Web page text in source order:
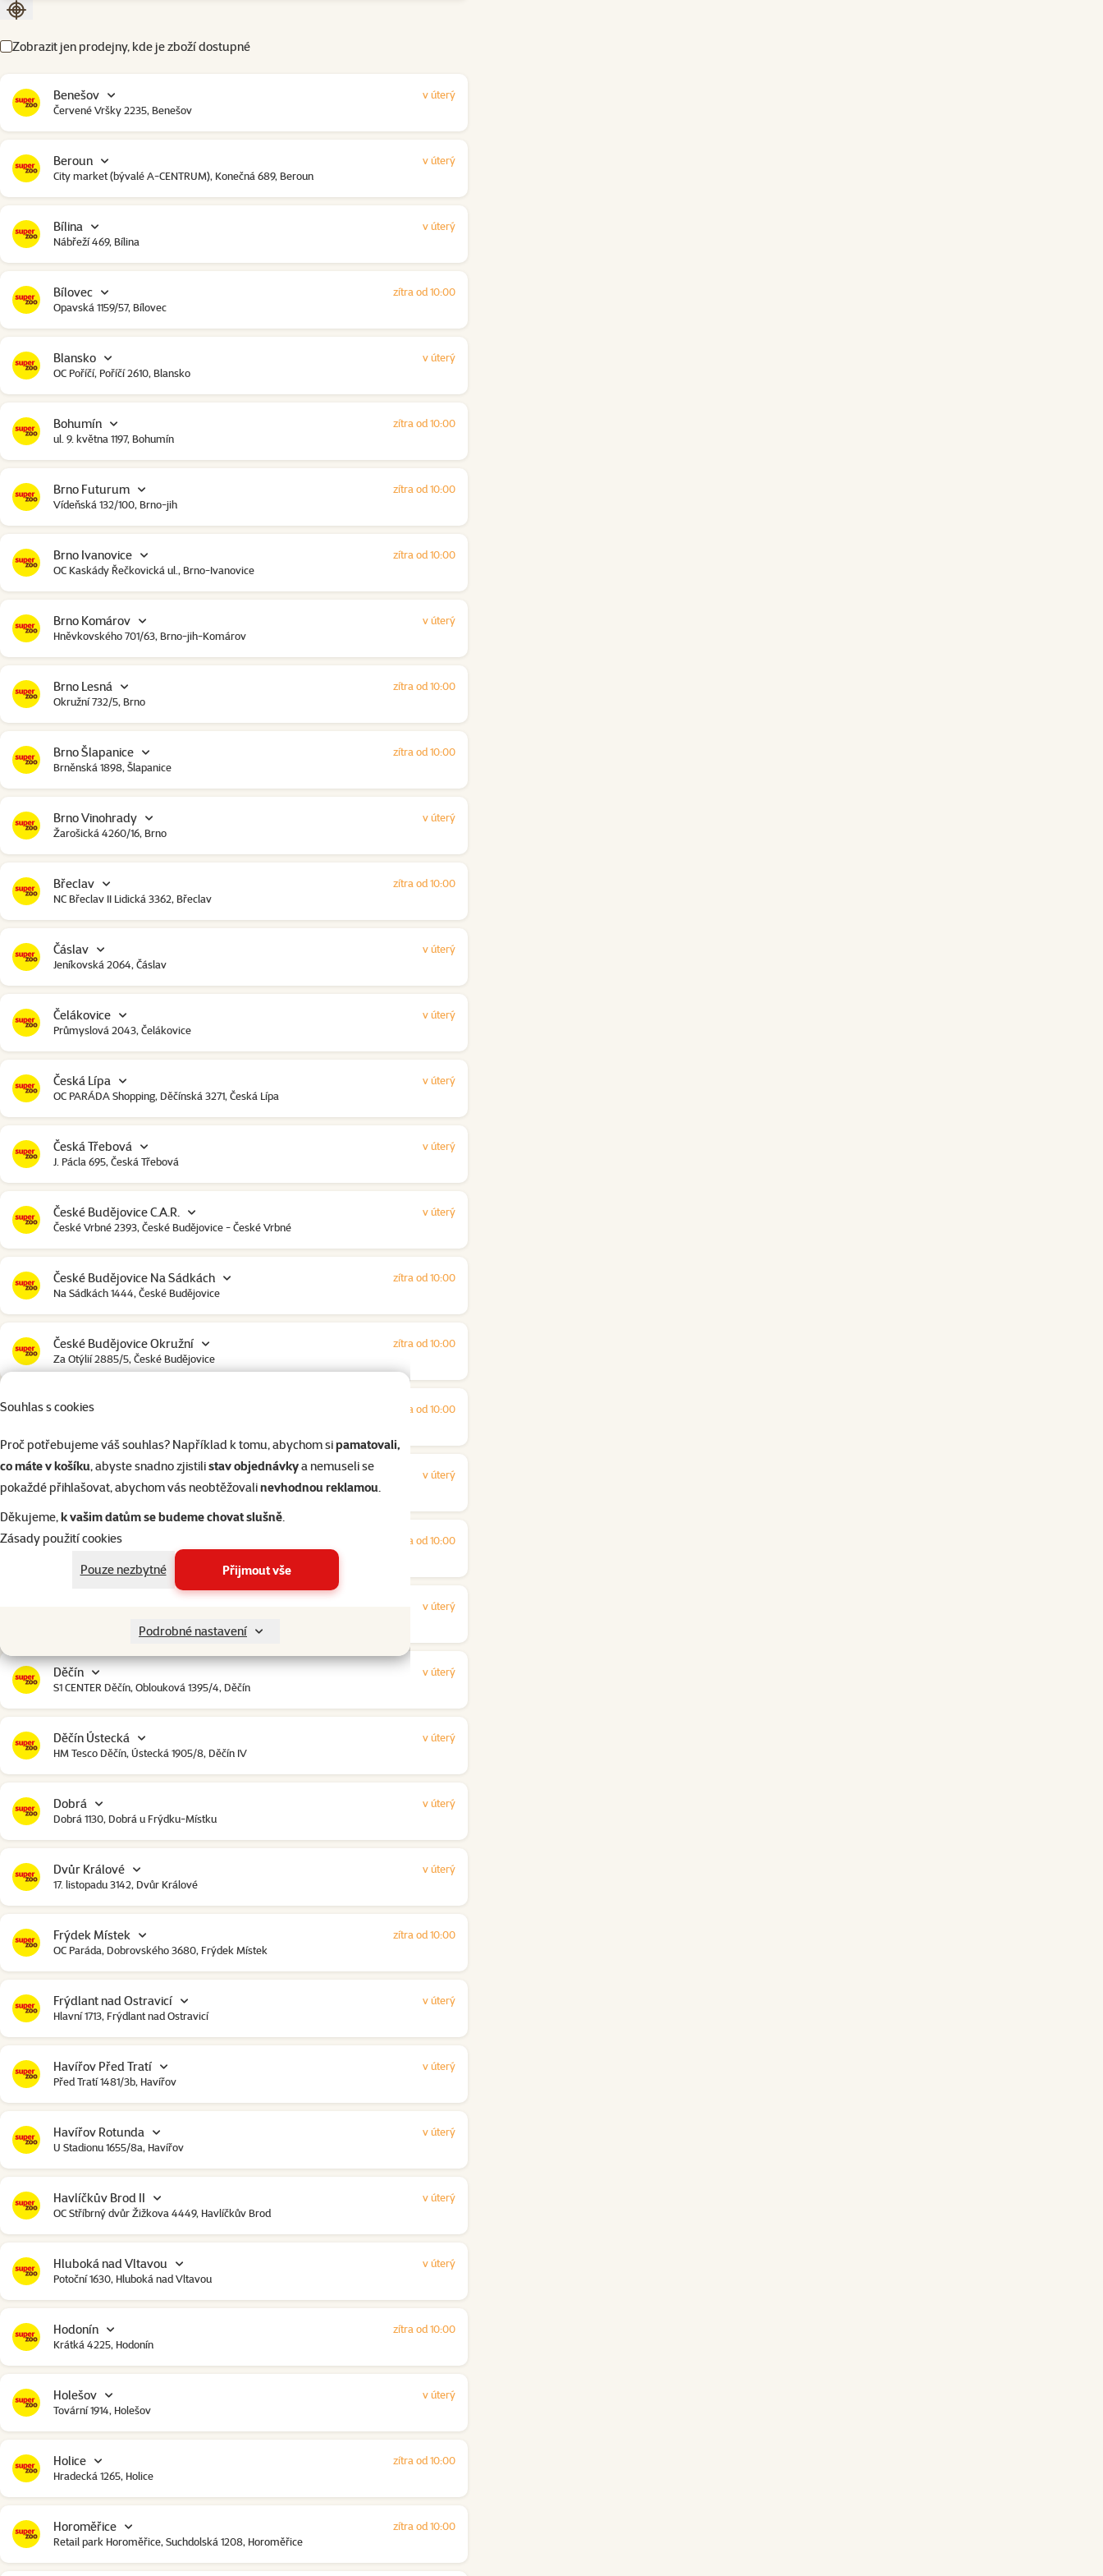
Souhlas s cookies
Proč potřebujeme váš souhlas? Například k tomu, abychom sipamatovali,
co máte v košíku, abyste snadno zjistilistav objednávkya nemuseli se
pokaždé přihlašovat, abychom vás neobtěžovalinevhodnou reklamou.
Děkujeme,k vašim datům se budeme chovat slušně.
Zásady použití cookies
Pouze nezbytné
Přijmout vše
Podrobné nastavení
Seřadit podle aktuální polohy
Zobrazit jen prodejny, kde je zboží dostupné
Benešov
Červené Vršky 2235, Benešov
v úterý
Beroun
City market (bývalé A-CENTRUM), Konečná 689, Beroun
v úterý
Bílina
Nábřeží 469, Bílina
v úterý
Bílovec
Opavská 1159/57, Bílovec
zítra od 10:00
Blansko
OC Poříčí, Poříčí 2610, Blansko
v úterý
Bohumín
ul. 9. května 1197, Bohumín
zítra od 10:00
Brno Futurum
Vídeňská 132/100, Brno-jih
zítra od 10:00
Brno Ivanovice
OC Kaskády Řečkovická ul., Brno-Ivanovice
zítra od 10:00
Brno Komárov
Hněvkovského 701/63, Brno-jih-Komárov
v úterý
Brno Lesná
Okružní 732/5, Brno
zítra od 10:00
Brno Šlapanice
Brněnská 1898, Šlapanice
zítra od 10:00
Brno Vinohrady
Žarošická 4260/16, Brno
v úterý
Břeclav
NC Břeclav II Lidická 3362, Břeclav
zítra od 10:00
Čáslav
Jeníkovská 2064, Čáslav
v úterý
Čelákovice
Průmyslová 2043, Čelákovice
v úterý
Česká Lípa
OC PARÁDA Shopping, Děčínská 3271, Česká Lípa
v úterý
Česká Třebová
J. Pácla 695, Česká Třebová
v úterý
České Budějovice C.A.R.
České Vrbné 2393, České Budějovice - České Vrbné
v úterý
České Budějovice Na Sádkách
Na Sádkách 1444, České Budějovice
zítra od 10:00
České Budějovice Okružní
Za Otýlií 2885/5, České Budějovice
zítra od 10:00
České Budějovice Strakonická zítra od 10:00
Český Krumlov
Urbinská 238, Český Krumlov
v úterý
Čestlice
Čestlice komerční zóna, U Makra 123, Čestlice
zítra od 10:00
v úterý
Děčín
S1 CENTER Děčín, Oblouková 1395/4, Děčín
v úterý
Děčín Ústecká
HM Tesco Děčín, Ústecká 1905/8, Děčín IV
v úterý
Dobrá
Dobrá 1130, Dobrá u Frýdku-Místku
v úterý
Dvůr Králové
17. listopadu 3142, Dvůr Králové
v úterý
Frýdek Místek
OC Paráda, Dobrovského 3680, Frýdek Místek
zítra od 10:00
Frýdlant nad Ostravicí
Hlavní 1713, Frýdlant nad Ostravicí
v úterý
Havířov Před Tratí
Před Tratí 1481/3b, Havířov
v úterý
Havířov Rotunda
U Stadionu 1655/8a, Havířov
v úterý
Havlíčkův Brod II
OC Stříbrný dvůr Žižkova 4449, Havlíčkův Brod
v úterý
Hluboká nad Vltavou
Potoční 1630, Hluboká nad Vltavou
v úterý
Hodonín
Krátká 4225, Hodonín
zítra od 10:00
Holešov
Tovární 1914, Holešov
v úterý
Holice
Hradecká 1265, Holice
zítra od 10:00
Horoměřice
Retail park Horoměřice, Suchdolská 1208, Horoměřice
zítra od 10:00